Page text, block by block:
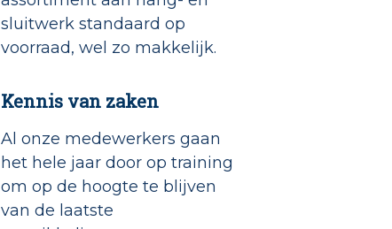
sluitwerk standaard op
voorraad, wel zo makkelijk.
Kennis van zaken
Al onze medewerkers gaan
het hele jaar door op training
om op de hoogte te blijven
van de laatste